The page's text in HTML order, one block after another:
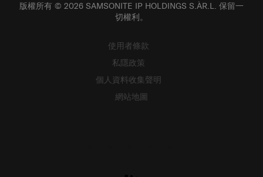
版權所有 © 2026 SAMSONITE IP HOLDINGS S.ÀR.L. 保留一
切權利。
使用者條款
私隱政策
個人資料收集聲明
網站地圖